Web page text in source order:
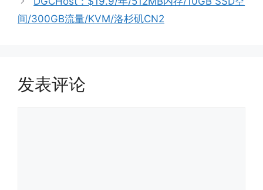
间/300GB流量/KVM/洛杉矶CN2
发表评论